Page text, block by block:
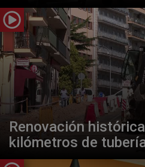
Renovación
kilómetros de